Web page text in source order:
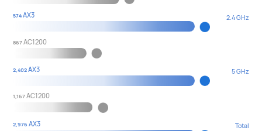
574AX3 2.4 GHz
867AC1200
2,402AX3 5 GHz
1,167AC1200
2,976 AX3 Total